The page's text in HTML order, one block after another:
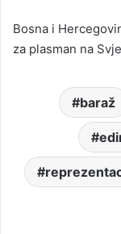
Bosna i
za plasman na
baraž